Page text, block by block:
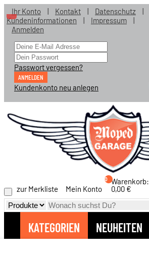
Ihr Konto | Kontakt | Datenschutz |
Kundeninformationen
| Impressum
|
Anmelden
Passwort vergessen?
ANMELDEN
Kundenkonto neu anlegen
zur Merkliste Mein Konto
0 Warenkorb:
0,00 €
KATEGORIEN NEUHEITEN